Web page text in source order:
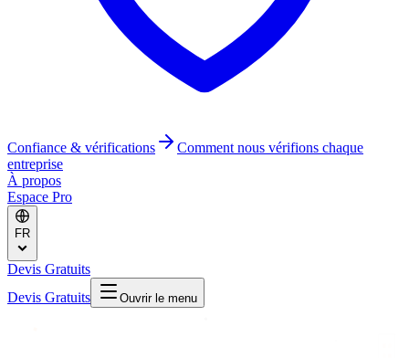
Confiance & vérifications
Comment nous vérifions chaque
entreprise
À propos
Espace Pro
FR
Devis Gratuits
Devis Gratuits
Ouvrir le menu